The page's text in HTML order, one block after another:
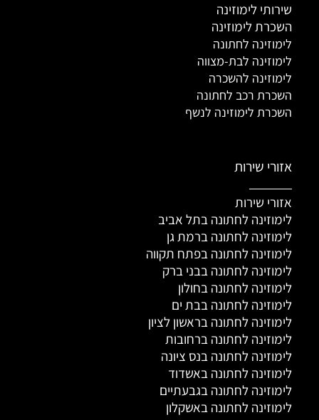
שירותי לימוזינה
השכרת לימוזינה
לימוזינה לחתונה
לימוזינה לבת-מצווה
לימוזינה להשכרה
השכרת רכב לחתונה
השכרת לימוזינה לנשף
אזורי שירות
אזורי שירות
לימוזינה לחתונה בתל אביב
לימוזינה לחתונה ברמת גן
לימוזינה לחתונה בפתח תקווה
לימוזינה לחתונה בבני ברק
לימוזינה לחתונה בחולון
לימוזינה לחתונה בבת ים
לימוזינה לחתונה בראשון לציון
לימוזינה לחתונה ברחובות
לימוזינה לחתונה בנס ציונה
לימוזינה לחתונה באשדוד
לימוזינה לחתונה בגבעתיים
לימוזינה לחתונה באשקלון